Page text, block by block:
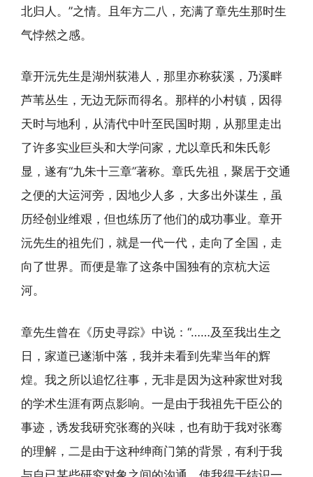
北归人。”之情。且年方二八，充满了章先生那时生
气悖然之感。
章开沅先生是湖州荻港人，那里亦称荻溪，乃溪畔
芦苇丛生，无边无际而得名。那样的小村镇，因得
天时与地利，从清代中叶至民国时期，从那里走出
了许多实业巨头和大学问家，尤以章氏和朱氏彰
显，遂有“九朱十三章”著称。章氏先祖，聚居于交通
之便的大运河旁，因地少人多，大多出外谋生，虽
历经创业维艰，但也练历了他们的成功事业。章开
沅先生的祖先们，就是一代一代，走向了全国，走
向了世界。而便是靠了这条中国独有的京杭大运
河。
章先生曾在《历史寻踪》中说：“……及至我出生之
日，家道已遂渐中落，我并未看到先辈当年的辉
煌。我之所以追忆往事，无非是因为这种家世对我
的学术生涯有两点影响。一是由于我祖先干臣公的
事迹，诱发我研究张骞的兴味，也有助于我对张骞
的理解，二是由于这种绅商门第的背景，有利于我